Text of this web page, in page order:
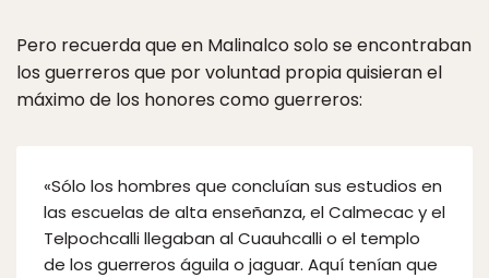
Pero recuerda que en Malinalco solo se encontraban
los guerreros que por voluntad propia quisieran el
máximo de los honores como guerreros:
«Sólo los hombres que concluían sus estudios en
las escuelas de alta enseñanza, el Calmecac y el
Telpochcalli llegaban al Cuauhcalli o el templo
de los guerreros águila o jaguar. Aquí tenían que